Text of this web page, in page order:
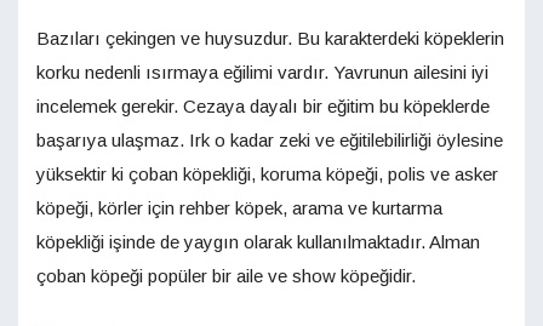
Bazıları çekingen ve huysuzdur. Bu karakterdeki köpeklerin
korku nedenli ısırmaya eğilimi vardır. Yavrunun ailesini iyi
incelemek gerekir. Cezaya dayalı bir eğitim bu köpeklerde
başarıya ulaşmaz. Irk o kadar zeki ve eğitilebilirliği öylesine
yüksektir ki çoban köpekliği, koruma köpeği, polis ve asker
köpeği, körler için rehber köpek, arama ve kurtarma
köpekliği işinde de yaygın olarak kullanılmaktadır. Alman
çoban köpeği popüler bir aile ve show köpeğidir.